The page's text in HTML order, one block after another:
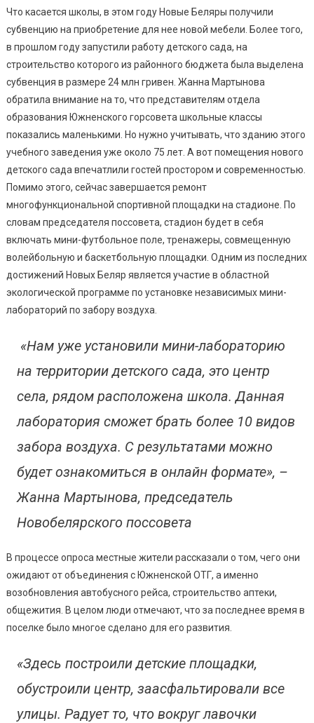
Что касается школы, в этом году Новые Беляры получили
субвенцию на приобретение для нее новой мебели. Более того,
в прошлом году запустили работу детского сада, на
строительство которого из районного бюджета была выделена
субвенция в размере 24 млн гривен. Жанна Мартынова
обратила внимание на то, что представителям отдела
образования Южненского горсовета школьные классы
показались маленькими. Но нужно учитывать, что зданию этого
учебного заведения уже около 75 лет. А вот помещения нового
детского сада впечатлили гостей простором и современностью.
Помимо этого, сейчас завершается ремонт
многофункциональной спортивной площадки на стадионе. По
словам председателя поссовета, стадион будет в себя
включать мини-футбольное поле, тренажеры, совмещенную
волейбольную и баскетбольную площадки. Одним из последних
достижений Новых Беляр является участие в областной
экологической программе по установке независимых мини-
лабораторий по забору воздуха.
«Нам уже установили мини-лабораторию
на территории детского сада, это центр
села, рядом расположена школа. Данная
лаборатория сможет брать более 10 видов
забора воздуха. С результатами можно
будет ознакомиться в онлайн формате», –
Жанна Мартынова, председатель
Новобелярского поссовета
В процессе опроса местные жители рассказали о том, чего они
ожидают от объединения с Южненской ОТГ, а именно
возобновления автобусного рейса, строительство аптеки,
общежития. В целом люди отмечают, что за последнее время в
поселке было многое сделано для его развития.
«Здесь построили детские площадки,
обустроили центр, заасфальтировали все
улицы. Радует то, что вокруг лавочки